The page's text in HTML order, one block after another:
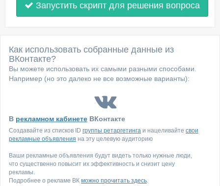
Запустить скрипт для решения вопроса
Как использовать собранные данные из
ВКонтакте?
Вы можете использовать их самыми разными способами.
Например (но это далеко не все возможные варианты):
В рекламном кабинете ВКонтакте
Создавайте из списков ID группы ретаргетинга и нацеливайте свои
рекламные объявления на эту целевую аудиторию
Ваши рекламные объявления будут видеть только нужные люди,
что существенно повысит их эффективность и снизит цену
рекламы.
Подробнее о рекламе ВК можно прочитать здесь.